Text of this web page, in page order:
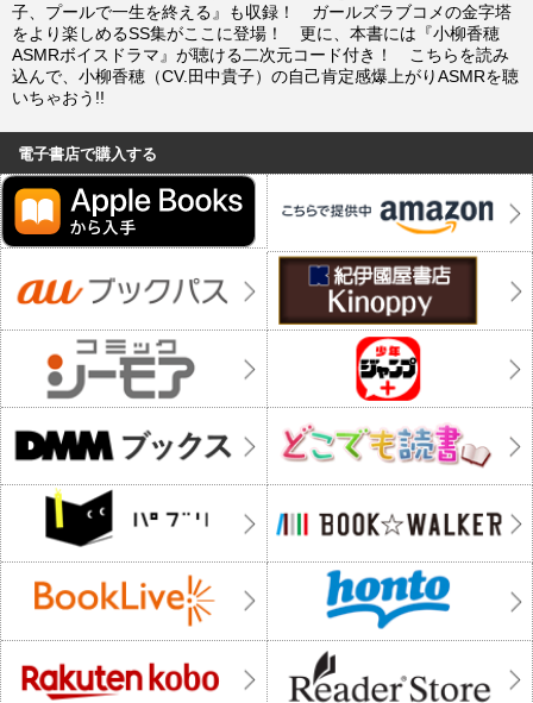
子、プールで一生を終える』も収録！ ガールズラブコメの金字塔
をより楽しめるSS集がここに登場！ 更に、本書には『小柳香穂
ASMRボイスドラマ』が聴ける二次元コード付き！ こちらを読み
込んで、小柳香穂（CV.田中貴子）の自己肯定感爆上がりASMRを聴
いちゃおう!!
電子書店で購入する